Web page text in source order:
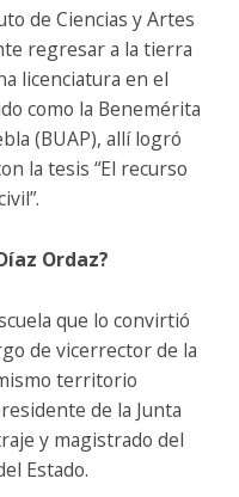
de Ciencias y Artes
regresar a la tierra
licenciatura en el
como la Benemérita
(BUAP), allí logró
la tesis “El recurso
Ordaz?
que lo convirtió
de vicerrector de la
territorio
de la Junta
y magistrado del
Estado.